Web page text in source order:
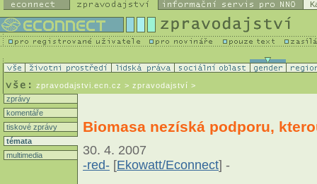
zpravodajstvi.ecn.cz > zpravodajství >
zprávy
komentáře
tiskové zprávy
témata
multimedia
Biomasa nezíská podporu,
30. 4. 2007
-red- [Ekowatt/Econnect] -